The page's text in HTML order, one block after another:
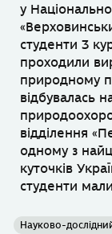
у
студенти 3
проходили
природному
відбувалась
відділення
одному з
куточків
студенти
Науково-